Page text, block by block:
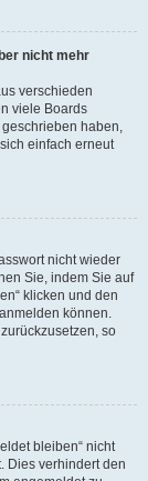
nicht mehr
verschieden
viele Boards
haben,
einfach erneut
nicht wieder
Sie, indem Sie auf
klicken und den
können.
so
bleiben“ nicht
Dies verhindert den